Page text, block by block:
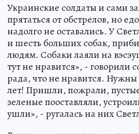
Украинские солдаты и сами
прятаться от обстрелов, но
надолго не оставались. У
и шесть больших собак,
людям. Собаки лаяли на
тут не нравится», - говорили
рада, что не нравится. Нужны
лет! Пришли, пожрали,
зеленые пооставляли,
ушли», - ругалась на них